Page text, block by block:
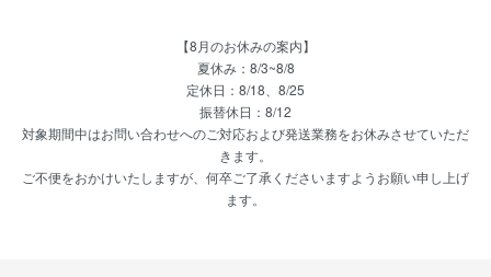
【8月のお休みの案内】
夏休み：8/3~8/8
定休日：8/18、8/25
振替休日：8/12
対象期間中はお問い合わせへのご対応および発送業務をお休みさせていただ
きます。
ご不便をおかけいたしますが、何卒ご了承くださいますようお願い申し上げ
ます。